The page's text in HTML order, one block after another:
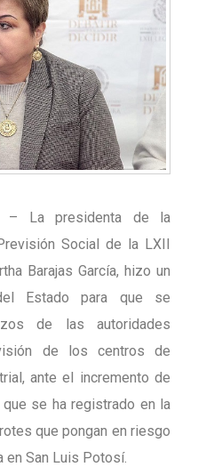
– La presidenta de la
Social de la LXII
Barajas García, hizo un
Estado para que se
de las autoridades
de los centros de
ante el incremento de
se ha registrado en la
que pongan en riesgo
en San Luis Potosí.